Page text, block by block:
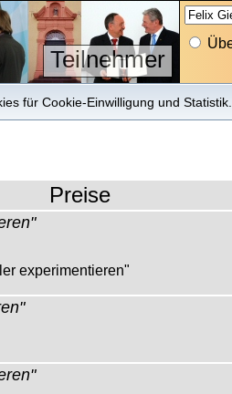
für Cookie-Einwilligung und Statistik.
Teilnehmer
Preise
experimentieren"